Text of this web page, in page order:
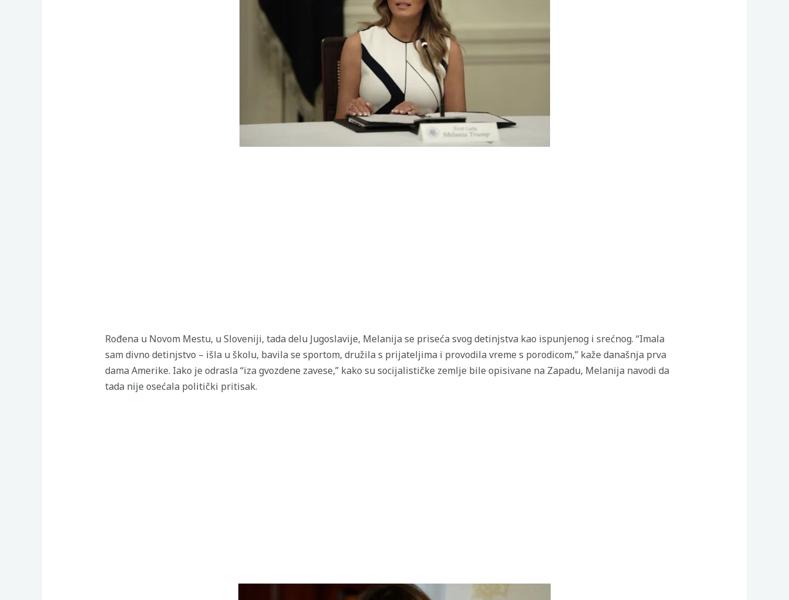
Rođena u Novom Mestu, u Sloveniji, tada delu Jugoslavije, Melanija se priseća svog detinjstva kao ispunjenog i srećnog. “Imala
sam divno detinjstvo – išla u školu, bavila se sportom, družila s prijateljima i provodila vreme s porodicom,” kaže današnja prva
dama Amerike. Iako je odrasla “iza gvozdene zavese,” kako su socijalističke zemlje bile opisivane na Zapadu, Melanija navodi da
tada nije osećala politički pritisak.